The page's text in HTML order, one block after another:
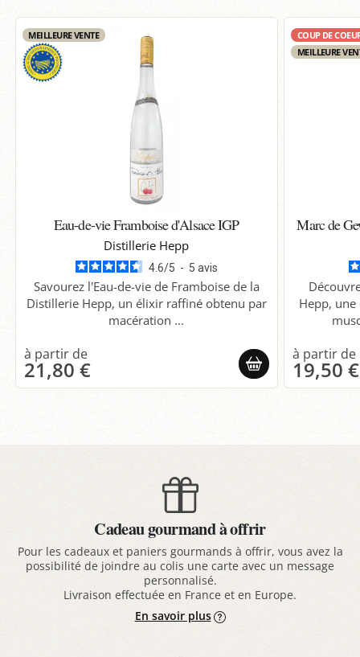
MEILLEURE VENTE
Eau-de-vie Framboise d'Alsace IGP
Distillerie Hepp
4.6/5 - 5 avis
Savourez l'Eau-de-vie de Framboise de la
Distillerie Hepp, un élixir raffiné obtenu par
macération ...
21,80 €
COUP DE
MEILLEURE
Marc de
Hepp,
19,50 €
Cadeau gourmand à offrir
Pour les cadeaux et paniers gourmands à offrir, vous avez la
possibilité de joindre au colis une carte avec un message
personnalisé.
Livraison effectuée en France et en Europe.
En savoir plus